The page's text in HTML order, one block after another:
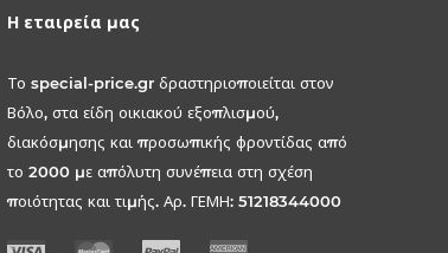
Η εταιρεία μας
Το special-price.gr δραστηριοποιείται στον
Βόλο, στα είδη οικιακού εξοπλισμού,
διακόσμησης και προσωπικής φροντίδας από
το 2000 με απόλυτη συνέπεια στη σχέση
ποιότητας και τιμής. Αρ. ΓΕΜΗ: 51218344000